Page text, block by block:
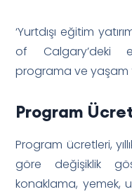
‘Yurtdışı eğitim
of Calgary’deki
programa ve yaşam
Program
Program ücretleri,
göre değişiklik
konaklama, yemek,